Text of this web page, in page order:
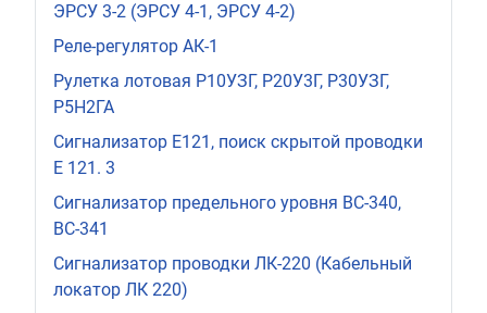
ЭРСУ 3-2 (ЭРСУ 4-1, ЭРСУ 4-2)
Реле-регулятор АК-1
Рулетка лотовая Р10УЗГ, Р20У3Г, Р30УЗГ,
Р5Н2ГА
Сигнализатор Е121, поиск скрытой проводки
Е 121. 3
Сигнализатор предельного уровня ВС-340,
ВС-341
Сигнализатор проводки ЛК-220 (Кабельный
локатор ЛК 220)